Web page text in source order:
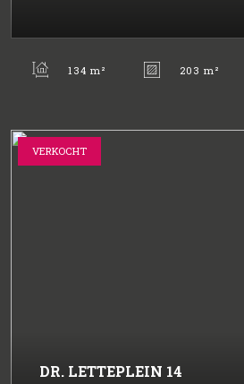
134 m² 203 m²
VERKOCHT
DR. LETTEPLEIN 14